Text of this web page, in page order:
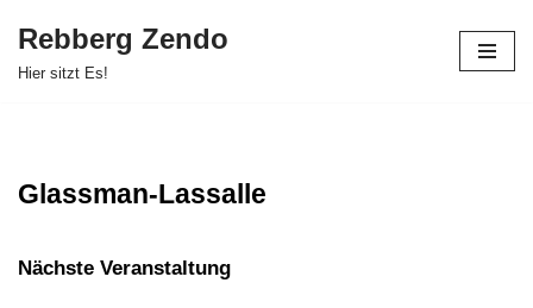
Zum
Rebberg Zendo
Hier sitzt Es!
Glassman-Lassalle
Nächste Veranstaltung